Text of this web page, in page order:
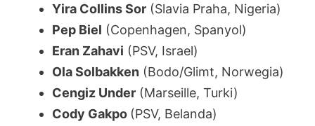
Yira Collins Sor (Slavia Praha, Nigeria)
Pep Biel (Copenhagen, Spanyol)
Eran Zahavi (PSV, Israel)
Ola Solbakken (Bodo/Glimt, Norwegia)
Cengiz Under (Marseille, Turki)
Cody Gakpo (PSV, Belanda)